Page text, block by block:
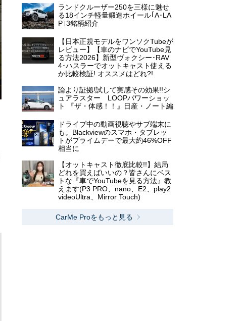
ランドクルーザー250を三様に魅せ
る18インチ軽量鍛造ホイール｢A･LA
P｣3銘柄紹介
【日本正規モデルをワンソクTubeが
レビュー】【車のナビでYouTube見
る方法2026】新型ヴォクシー･RAV
4･ハスラーでオットキャスト使える
か比較検証! オススメはどれ?!
論より証拠!試して実感その効果!!シ
ュアラスター LOOPパワーショッ
ト 『ザ・体感！！』日産・ノート編
ドライブ中の動画視聴やサブ端末に
も。Blackviewのスマホ・タブレッ
トがプライムデーで最大約46%OFF
相当に
【オットキャスト徹底比較!!】結局
どれを買えばいいの？皆さんにベス
トな『車でYouTubeを見る方法』教
えます(P3 PRO、nano、E2、play2
videoUltra、Mirror Touch)
CarMe Proをもっと見る